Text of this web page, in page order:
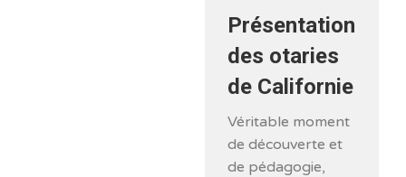
Présentation
des otaries
de Californie
Véritable moment
de découverte et
de pédagogie,